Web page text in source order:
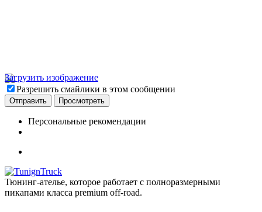
Загрузить изображение
Разрешить смайлики в этом сообщении
Персональные рекомендации
Тюнинг-ателье, которое работает с полноразмерными
пикапами класса premium off-road.